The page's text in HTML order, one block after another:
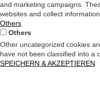
and marketing campaigns.
websites and collect
Others
Others
Other uncategorized cookies
have not been classified into a
SPEICHERN & AKZEPTIEREN